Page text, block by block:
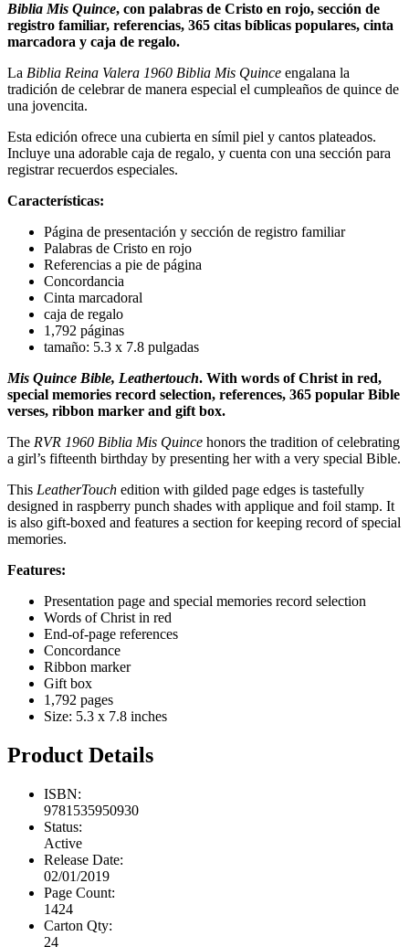
Biblia Mis Quince, con palabras de Cristo en rojo, sección de
registro familiar, referencias, 365 citas bíblicas populares, cinta
marcadora y caja de regalo.
La Biblia Reina Valera 1960 Biblia Mis Quince engalana la
tradición de celebrar de manera especial el cumpleaños de quince de
una jovencita.
Esta edición ofrece una cubierta en símil piel y cantos plateados.
Incluye una adorable caja de regalo, y cuenta con una sección para
registrar recuerdos especiales.
Características:
Página de presentación y sección de registro familiar
Palabras de Cristo en rojo
Referencias a pie de página
Concordancia
Cinta marcadoral
caja de regalo
1,792 páginas
tamaño: 5.3 x 7.8 pulgadas
Mis Quince Bible, Leathertouch. With words of Christ in red,
special memories record selection, references, 365 popular Bible
verses, ribbon marker and gift box.
The RVR 1960 Biblia Mis Quince honors the tradition of celebrating
a girl’s fifteenth birthday by presenting her with a very special Bible.
This LeatherTouch edition with gilded page edges is tastefully
designed in raspberry punch shades with applique and foil stamp. It
is also gift-boxed and features a section for keeping record of special
memories.
Features:
Presentation page and special memories record selection
Words of Christ in red
End-of-page references
Concordance
Ribbon marker
Gift box
1,792 pages
Size: 5.3 x 7.8 inches
Product Details
ISBN:
9781535950930
Status:
Active
Release Date:
02/01/2019
Page Count:
1424
Carton Qty:
24